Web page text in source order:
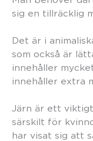
sig en tillräcklig
Det är i
som också är
innehåller
innehåller extra
Järn är ett viktigt
särskilt för
har visat sig att